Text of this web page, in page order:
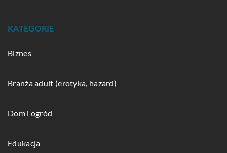
KATEGORIE
Biznes
Branża adult (erotyka, hazard)
Dom i ogród
Edukacja